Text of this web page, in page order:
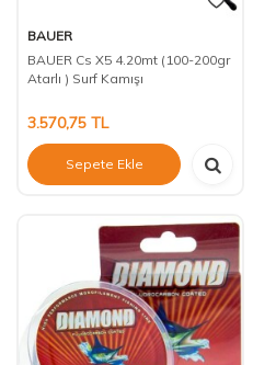
BAUER
BAUER Cs X5 4.20mt (100-200gr
Atarlı ) Surf Kamışı
3.570,75 TL
Sepete Ekle